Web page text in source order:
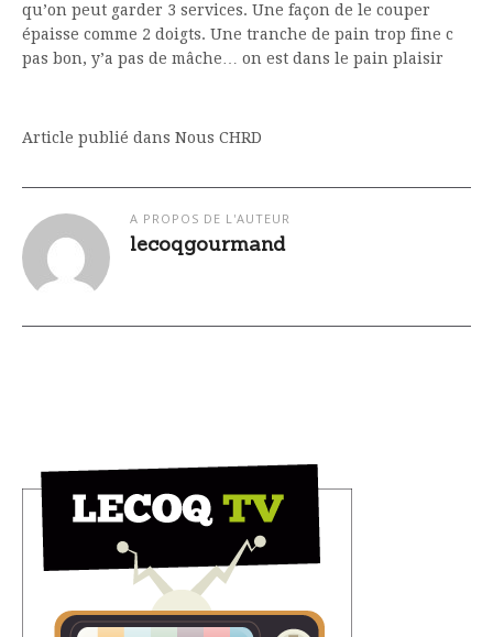
qu’on peut garder 3 services. Une façon de le couper
épaisse comme 2 doigts. Une tranche de pain trop fine c
pas bon, y’a pas de mâche… on est dans le pain plaisir
Article publié dans Nous CHRD
A PROPOS DE L'AUTEUR
lecoqgourmand